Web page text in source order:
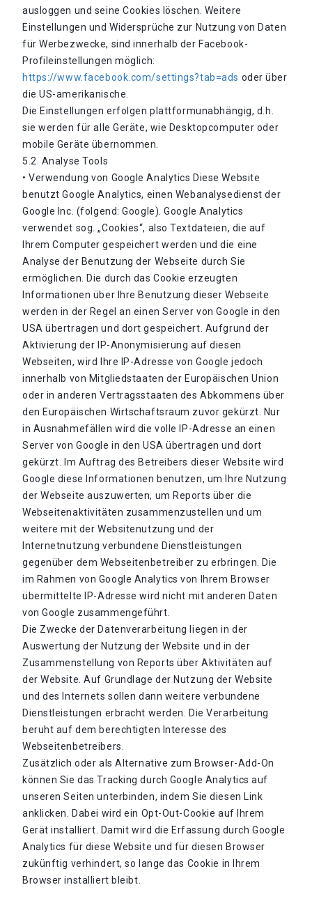
ausloggen und seine Cookies löschen. Weitere
Einstellungen und Widersprüche zur Nutzung von Daten
für Werbezwecke, sind innerhalb der Facebook-
Profileinstellungen möglich:
https://www.facebook.com/settings?tab=ads oder über
die US-amerikanische.
Die Einstellungen erfolgen plattformunabhängig, d.h.
sie werden für alle Geräte, wie Desktopcomputer oder
mobile Geräte übernommen.
5.2. Analyse Tools
• Verwendung von Google Analytics Diese Website
benutzt Google Analytics, einen Webanalysedienst der
Google Inc. (folgend: Google). Google Analytics
verwendet sog. „Cookies“, also Textdateien, die auf
Ihrem Computer gespeichert werden und die eine
Analyse der Benutzung der Webseite durch Sie
ermöglichen. Die durch das Cookie erzeugten
Informationen über Ihre Benutzung dieser Webseite
werden in der Regel an einen Server von Google in den
USA übertragen und dort gespeichert. Aufgrund der
Aktivierung der IP-Anonymisierung auf diesen
Webseiten, wird Ihre IP-Adresse von Google jedoch
innerhalb von Mitgliedstaaten der Europäischen Union
oder in anderen Vertragsstaaten des Abkommens über
den Europäischen Wirtschaftsraum zuvor gekürzt. Nur
in Ausnahmefällen wird die volle IP-Adresse an einen
Server von Google in den USA übertragen und dort
gekürzt. Im Auftrag des Betreibers dieser Website wird
Google diese Informationen benutzen, um Ihre Nutzung
der Webseite auszuwerten, um Reports über die
Webseitenaktivitäten zusammenzustellen und um
weitere mit der Websitenutzung und der
Internetnutzung verbundene Dienstleistungen
gegenüber dem Webseitenbetreiber zu erbringen. Die
im Rahmen von Google Analytics von Ihrem Browser
übermittelte IP-Adresse wird nicht mit anderen Daten
von Google zusammengeführt.
Die Zwecke der Datenverarbeitung liegen in der
Auswertung der Nutzung der Website und in der
Zusammenstellung von Reports über Aktivitäten auf
der Website. Auf Grundlage der Nutzung der Website
und des Internets sollen dann weitere verbundene
Dienstleistungen erbracht werden. Die Verarbeitung
beruht auf dem berechtigten Interesse des
Webseitenbetreibers.
Zusätzlich oder als Alternative zum Browser-Add-On
können Sie das Tracking durch Google Analytics auf
unseren Seiten unterbinden, indem Sie diesen Link
anklicken. Dabei wird ein Opt-Out-Cookie auf Ihrem
Gerät installiert. Damit wird die Erfassung durch Google
Analytics für diese Website und für diesen Browser
zukünftig verhindert, so lange das Cookie in Ihrem
Browser installiert bleibt.